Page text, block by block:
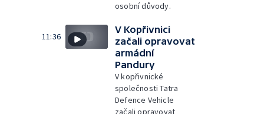
osobní důvody.
11:36
V Kopřivnici
začali opravovat
armádní
Pandury
V kopřivnické
společnosti Tatra
Defence Vehicle
začali opravovat